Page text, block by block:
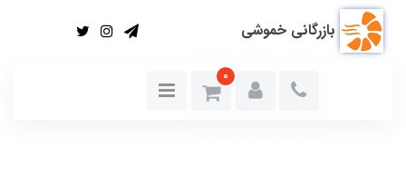
بازرگانی خموشی
0